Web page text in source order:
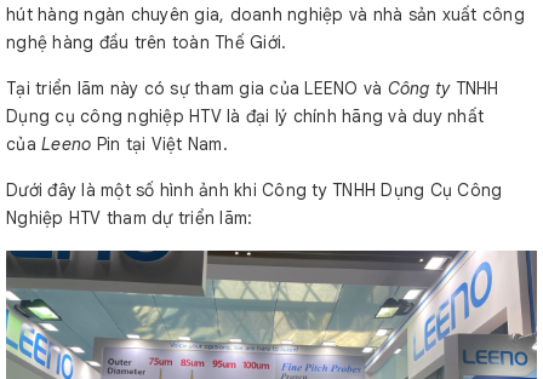
hút hàng ngàn chuyên gia, doanh nghiệp và nhà sản xuất công
nghệ hàng đầu trên toàn Thế Giới.
Tại triển lãm này có sự tham gia của LEENO và Công tyTNHH
Dụng cụ công nghiệp HTV là đại lý chính hãng và duy nhất
của Leeno Pin tại Việt Nam.
Dưới đây là một số hình ảnh khi Công ty TNHH Dụng Cụ Công
Nghiệp HTV tham dự triển lãm: